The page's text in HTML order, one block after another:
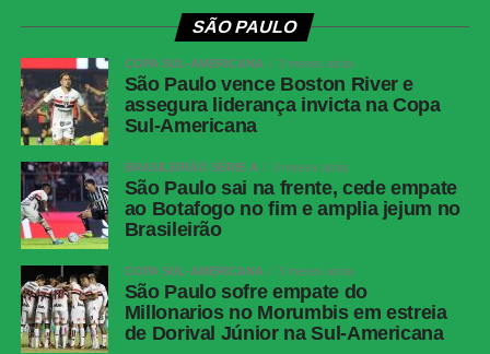
Campeonato Brasileiro — Série A, 22ª rodada
horário
Sábado, 8 de agosto de 2026, às 21h, de
Brasília
Local
Estádio Nilton Santos, Rio de Janeiro (RJ)
Cartões
amarelos —
Botafogo
Cartões
amarelos —
Fluminense
Zubeldía, Ignácio, Nonato e Samuel Xavier
Cartões
vermelhos
Nenhum
SÃO PAULO
COPA SUL-AMERICANA 3 meses atrás
São Paulo vence Boston River e
assegura liderança invicta na Copa
Sul-Americana
BRASILEIRÃO SÉRIE A 3 meses atrás
São Paulo sai na frente, cede empate
ao Botafogo no fim e amplia jejum no
Brasileirão
COPA SUL-AMERICANA 3 meses atrás
São Paulo sofre empate do
Millonarios no Morumbis em estreia
de Dorival Júnior na Sul-Americana